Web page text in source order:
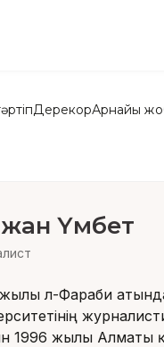
ДерекқорАрнайы
Үмбет
Әл-Фараби
1996 жылы Алматы